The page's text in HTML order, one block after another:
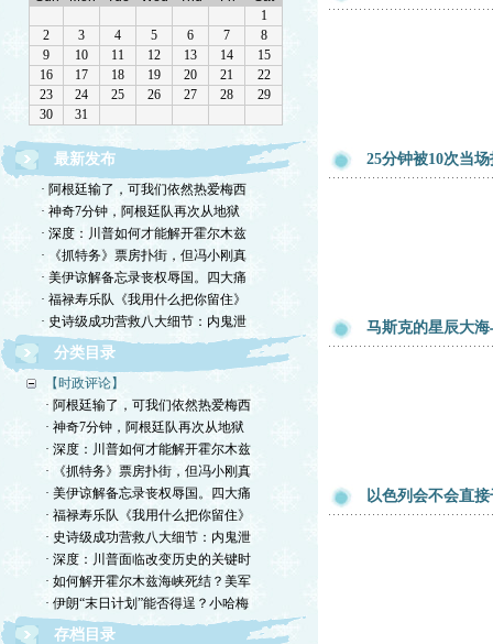
最新发布
· 阿根廷输了，可我们依然热爱梅西
· 神奇7分钟，阿根廷队再次从地狱
· 深度：川普如何才能解开霍尔木兹
· 《抓特务》票房扑街，但冯小刚真
· 美伊谅解备忘录丧权辱国。四大痛
· 福禄寿乐队《我用什么把你留住》
· 史诗级成功营救八大细节：内鬼泄
分类目录
【时政评论】
· 阿根廷输了，可我们依然热爱梅西
· 神奇7分钟，阿根廷队再次从地狱
· 深度：川普如何才能解开霍尔木兹
· 《抓特务》票房扑街，但冯小刚真
· 美伊谅解备忘录丧权辱国。四大痛
· 福禄寿乐队《我用什么把你留住》
· 史诗级成功营救八大细节：内鬼泄
· 深度：川普面临改变历史的关键时
· 如何解开霍尔木兹海峡死结？美军
· 伊朗“末日计划”能否得逞？小哈梅
存档目录
25分钟被10次当
马斯克的星辰大
以色列会不会直